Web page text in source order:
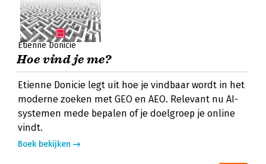
Etienne Donicie
Hoe vind je me?
Etienne Donicie legt uit hoe je vindbaar wordt in het
moderne zoeken met GEO en AEO. Relevant nu AI-
systemen mede bepalen of je doelgroep je online
vindt.
Boek bekijken